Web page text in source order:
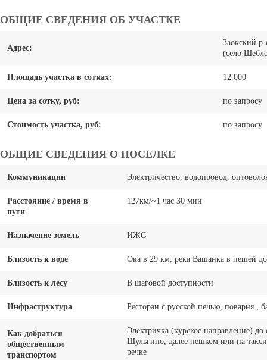
ОБЩИЕ СВЕДЕНИЯ ОБ УЧАСТКЕ
Адрес:
Заокский
(село
Площадь участка в сотках: 12.000
Цена за сотку, руб: по запросу
Стоимость участка, руб: по запросу
ОБЩИЕ СВЕДЕНИЯ О ПОСЕЛКЕ
Коммуникации Электричество, водопровод,
Расстояние / время в
пути
127км/~1 час 30 мин
Назначение земель ИЖС
Близость к воде Ока в 29 км; река Вашанка в пешей
Близость к лесу В шаговой доступности
Инфраструктура Ресторан с русской печью, поварня ,
Как добраться
общественным
транспортом
Электричка (курское направление)
Шульгино, далее пешком или на
речке